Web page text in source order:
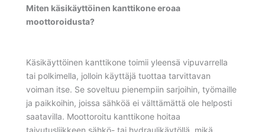
Miten käsikäyttöinen kanttikone eroaa
moottoroidusta?
Käsikäyttöinen kanttikone toimii yleensä vipuvarrella
tai polkimella, jolloin käyttäjä tuottaa tarvittavan
voiman itse. Se soveltuu pienempiin sarjoihin, työmaille
ja paikkoihin, joissa sähköä ei välttämättä ole helposti
saatavilla. Moottoroitu kanttikone hoitaa
taivutusliikkeen sähkö- tai hydraulikäytöllä, mikä